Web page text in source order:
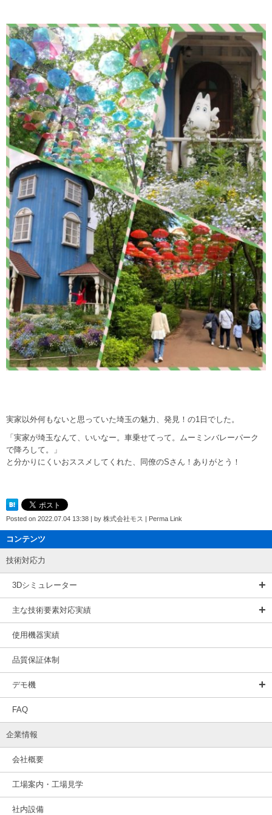
実家以外何もないと思っていた埼玉の魅力、発見！の1日でした。
「実家が埼玉なんて、いいなー。車乗せてって。ムーミンバレーパーク
で降ろして。」
と分かりにくいおススメしてくれた、同僚のSさん！ありがとう！
Posted on 2022.07.04 13:38 by 株式会社モス Perma Link
コンテンツ
技術対応力
3Dシミュレーター
主な技術要素対応実績
使用機器実績
品質保証体制
デモ機
FAQ
企業情報
会社概要
工場案内・工場見学
社内設備